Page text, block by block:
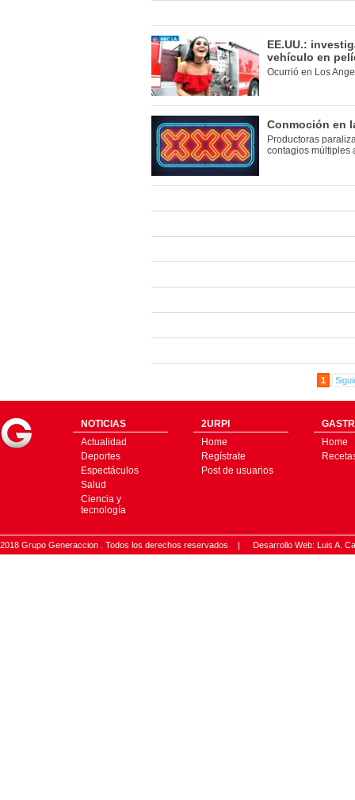
EE.UU.:
vehículo en
Ocurrió en Los
Conmoción en
Productoras
contagios múltiples
1
NOTICIAS
Actualidad
Deportes
Espectáculos
Salud
Ciencia y
tecnología
2URPI
Home
Regístrate
Post de usuarios
Home
2018 Grupo Generaccion . Todos los derechos reservados | Desarrollo Web: Luis